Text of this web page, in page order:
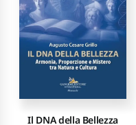
Il DNA della Bellezza